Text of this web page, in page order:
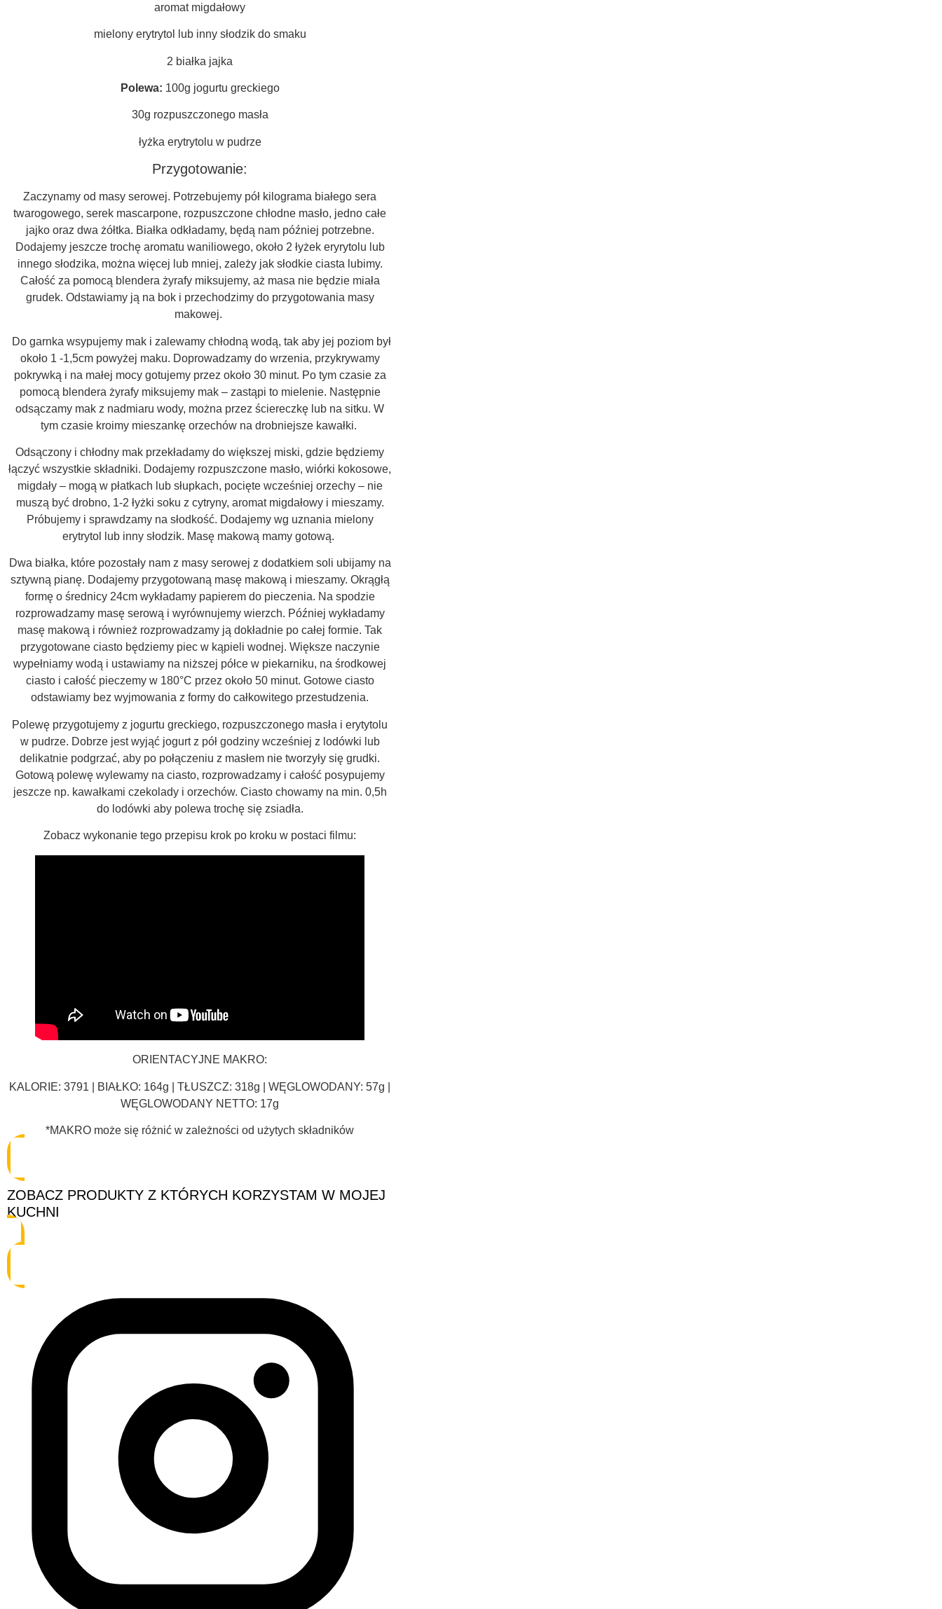
aromat migdałowy
mielony erytrytol lub inny słodzik do smaku
2 białka jajka
Polewa: 100g jogurtu greckiego
30g rozpuszczonego masła
łyżka erytrytolu w pudrze
Przygotowanie:
Zaczynamy od masy serowej. Potrzebujemy pół kilograma białego sera
twarogowego, serek mascarpone, rozpuszczone chłodne masło, jedno całe
jajko oraz dwa żółtka. Białka odkładamy, będą nam później potrzebne.
Dodajemy jeszcze trochę aromatu waniliowego, około 2 łyżek eryrytolu lub
innego słodzika, można więcej lub mniej, zależy jak słodkie ciasta lubimy.
Całość za pomocą blendera żyrafy miksujemy, aż masa nie będzie miała
grudek. Odstawiamy ją na bok i przechodzimy do przygotowania masy
makowej.
Do garnka wsypujemy mak i zalewamy chłodną wodą, tak aby jej poziom był
około 1 -1,5cm powyżej maku. Doprowadzamy do wrzenia, przykrywamy
pokrywką i na małej mocy gotujemy przez około 30 minut. Po tym czasie za
pomocą blendera żyrafy miksujemy mak – zastąpi to mielenie. Następnie
odsączamy mak z nadmiaru wody, można przez ściereczkę lub na sitku. W
tym czasie kroimy mieszankę orzechów na drobniejsze kawałki.
Odsączony i chłodny mak przekładamy do większej miski, gdzie będziemy
łączyć wszystkie składniki. Dodajemy rozpuszczone masło, wiórki kokosowe,
migdały – mogą w płatkach lub słupkach, pocięte wcześniej orzechy – nie
muszą być drobno, 1-2 łyżki soku z cytryny, aromat migdałowy i mieszamy.
Próbujemy i sprawdzamy na słodkość. Dodajemy wg uznania mielony
erytrytol lub inny słodzik. Masę makową mamy gotową.
Dwa białka, które pozostały nam z masy serowej z dodatkiem soli ubijamy na
sztywną pianę. Dodajemy przygotowaną masę makową i mieszamy. Okrągłą
formę o średnicy 24cm wykładamy papierem do pieczenia. Na spodzie
rozprowadzamy masę serową i wyrównujemy wierzch. Później wykładamy
masę makową i również rozprowadzamy ją dokładnie po całej formie. Tak
przygotowane ciasto będziemy piec w kąpieli wodnej. Większe naczynie
wypełniamy wodą i ustawiamy na niższej półce w piekarniku, na środkowej
ciasto i całość pieczemy w 180°C przez około 50 minut. Gotowe ciasto
odstawiamy bez wyjmowania z formy do całkowitego przestudzenia.
Polewę przygotujemy z jogurtu greckiego, rozpuszczonego masła i erytytolu
w pudrze. Dobrze jest wyjąć jogurt z pół godziny wcześniej z lodówki lub
delikatnie podgrzać, aby po połączeniu z masłem nie tworzyły się grudki.
Gotową polewę wylewamy na ciasto, rozprowadzamy i całość posypujemy
jeszcze np. kawałkami czekolady i orzechów. Ciasto chowamy na min. 0,5h
do lodówki aby polewa trochę się zsiadła.
Zobacz wykonanie tego przepisu krok po kroku w postaci filmu:
ORIENTACYJNE MAKRO:
KALORIE: 3791 | BIAŁKO: 164g | TŁUSZCZ: 318g | WĘGLOWODANY: 57g |
WĘGLOWODANY NETTO: 17g
*MAKRO może się różnić w zależności od użytych składników
ZOBACZ PRODUKTY Z KTÓRYCH KORZYSTAM W MOJEJ
KUCHNI